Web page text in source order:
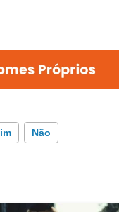
Não
incorreta
que procuro